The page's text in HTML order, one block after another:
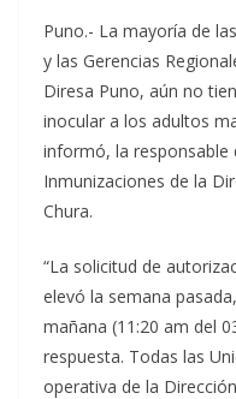
Puno.- La mayoría de
y las Gerencias
Diresa Puno, aún no
inocular a los adultos
informó, la responsable
Inmunizaciones de la
Chura.
“La solicitud de
elevó la semana
mañana (11:20 am del
respuesta. Todas las
operativa de la